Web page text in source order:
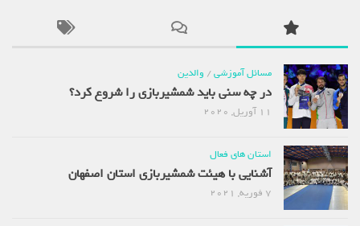
مسائل آموزشی/والدین
در چه سنی باید شمشیربازی را شروع کرد؟
استان های فعال
آشنایی با هیئت شمشیربازی استان اصفهان